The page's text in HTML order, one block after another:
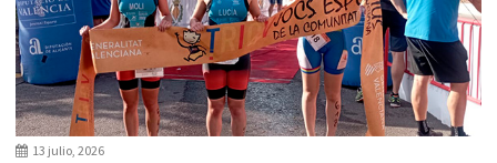
13 julio, 2026